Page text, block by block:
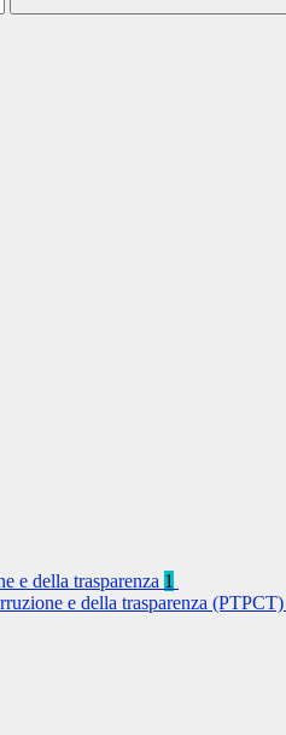
e della trasparenza 1
e della trasparenza (PTPCT)